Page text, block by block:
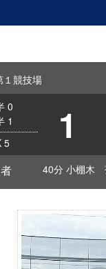
競技場
0
1
5 1
40分 小棚木